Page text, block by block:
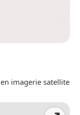
imagerie satellite